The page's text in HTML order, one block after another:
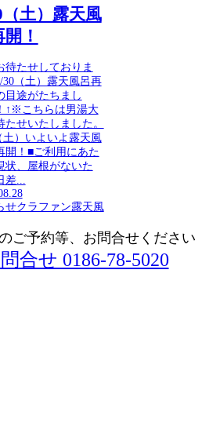
（土）露天風
！
待たせしておりま
30（土）露天風呂再
目途がたちまし
↑※こちらは男湯大
たせいたしました。
土）いよいよ露天風
開！■ご利用にあた
状、屋根がないた
差...
せクラファン露天風
ご予約等、お問合せください
合せ 0186-78-5020